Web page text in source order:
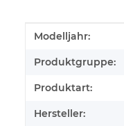
Produkteigenschaft
Wert
Modelljahr:
Produktgruppe:
Produktart:
Hersteller: